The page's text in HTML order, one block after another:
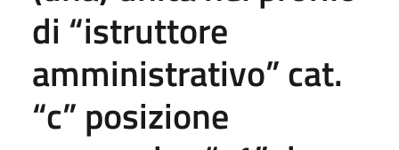
di “istruttore
amministrativo” cat.
“c” posizione